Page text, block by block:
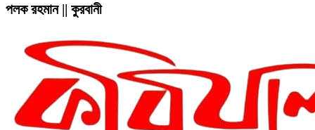
পলক রহমান || কুরবানী